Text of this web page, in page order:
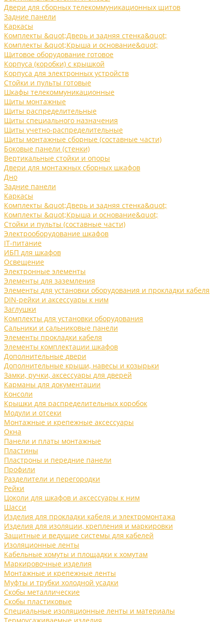
Двери для сборных телекоммуникационных щитов
Задние панели
Каркасы
Комплекты &quot;Дверь и задняя стенка&quot;
Комплекты &quot;Крыша и основание&quot;
Щитовое оборудование готовое
Корпуса (коробки) с крышкой
Корпуса для электронных устройств
Стойки и пульты готовые
Шкафы телекоммуникационные
Щиты монтажные
Щиты распределительные
Щиты специального назначения
Щиты учетно-распределительные
Щиты монтажные сборные (составные части)
Боковые панели (стенки)
Вертикальные стойки и опоры
Двери для монтажных сборных шкафов
Дно
Задние панели
Каркасы
Комплекты &quot;Дверь и задняя стенка&quot;
Комплекты &quot;Крыша и основание&quot;
Стойки и пульты (составные части)
Электрооборудование шкафов
IT-питание
ИБП для шкафов
Освещение
Электронные элементы
Элементы для заземления
Элементы для установки оборудования и прокладки кабеля
DIN-рейки и аксессуары к ним
Заглушки
Комплекты для установки оборудования
Сальники и сальниковые панели
Элементы прокладки кабеля
Элементы комплектации шкафов
Дополнительные двери
Дополнительные крыши, навесы и козырьки
Замки, ручки, аксессуары для дверей
Карманы для документации
Консоли
Крышки для распределительных коробок
Модули и отсеки
Монтажные и крепежные аксессуары
Окна
Панели и платы монтажные
Пластины
Пластроны и передние панели
Профили
Разделители и перегородки
Рейки
Цоколи для шкафов и аксессуары к ним
Шасси
Изделия для прокладки кабеля и электромонтажа
Изделия для изоляции, крепления и маркировки
Защитные и ведущие системы для кабелей
Изоляционные ленты
Кабельные хомуты и площадки к хомутам
Маркировочные изделия
Монтажные и крепежные ленты
Муфты и трубки холодной усадки
Скобы металлические
Скобы пластиковые
Специальные изоляционные ленты и материалы